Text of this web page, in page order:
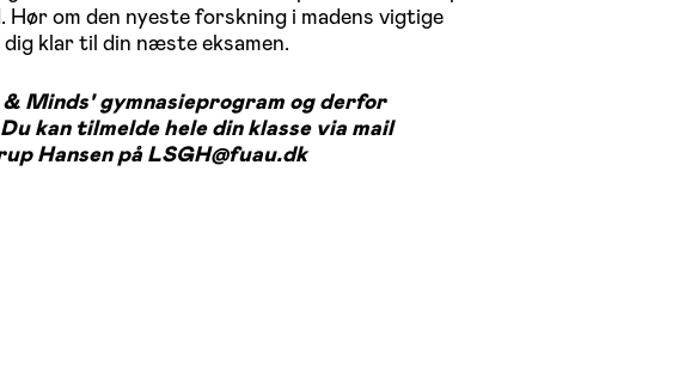
Hør om den nyeste forskning i madens vigtige
klar til din næste eksamen.
Minds' gymnasieprogram og derfor
kan tilmelde hele din klasse via mail
Hansen på LSGH@fuau.dk